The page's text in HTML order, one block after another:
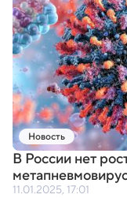
Новость
В России нет
11.01.2025, 17:01